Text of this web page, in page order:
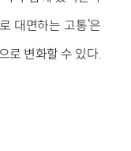
대면하는 고통’은
로 변화할 수 있다.